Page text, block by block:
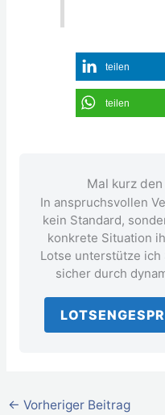
teilen
teilen
Mal kurz
In anspruchsvollen
kein Standard,
konkrete Situation
Lotse unterstütze ich
sicher durch
← Vorheriger Beitrag